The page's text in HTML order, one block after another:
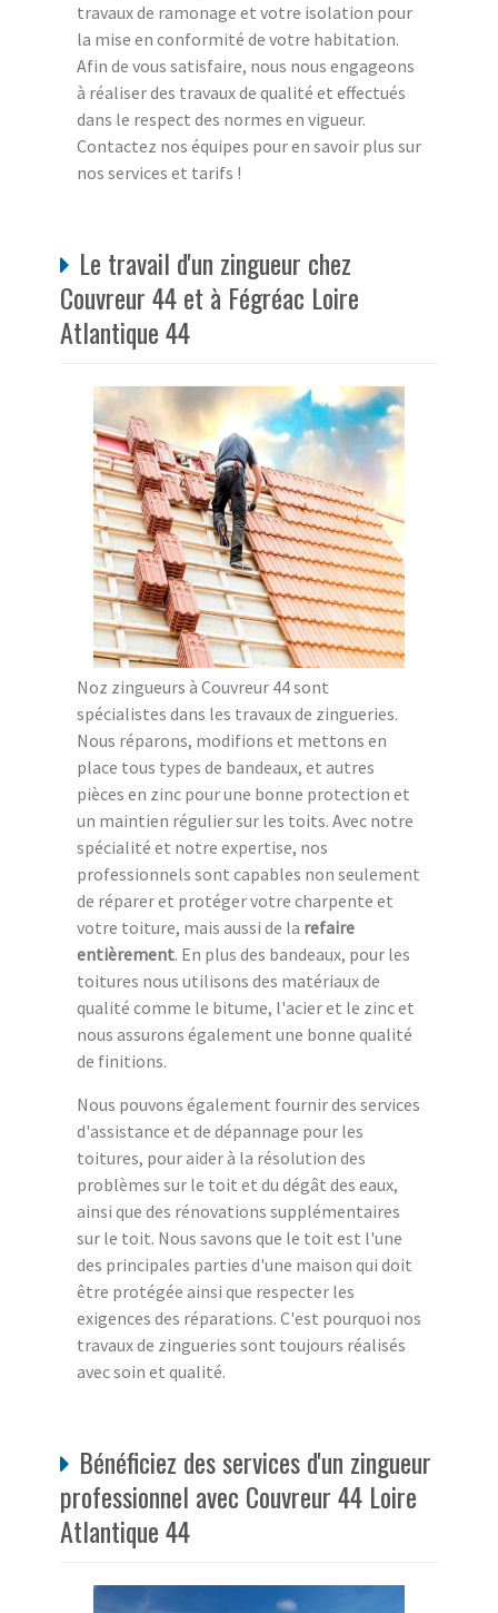
travaux de ramonage et votre isolation pour
la mise en conformité de votre habitation.
Afin de vous satisfaire, nous nous engageons
à réaliser des travaux de qualité et effectués
dans le respect des normes en vigueur.
Contactez nos équipes pour en savoir plus sur
nos services et tarifs !
Le travail d'un zingueur chez
Couvreur 44 et à Fégréac Loire
Atlantique 44
Noz zingueurs à Couvreur 44 sont
spécialistes dans les travaux de zingueries.
Nous réparons, modifions et mettons en
place tous types de bandeaux, et autres
pièces en zinc pour une bonne protection et
un maintien régulier sur les toits. Avec notre
spécialité et notre expertise, nos
professionnels sont capables non seulement
de réparer et protéger votre charpente et
votre toiture, mais aussi de la refaire
entièrement. En plus des bandeaux, pour les
toitures nous utilisons des matériaux de
qualité comme le bitume, l'acier et le zinc et
nous assurons également une bonne qualité
de finitions.
Nous pouvons également fournir des services
d'assistance et de dépannage pour les
toitures, pour aider à la résolution des
problèmes sur le toit et du dégât des eaux,
ainsi que des rénovations supplémentaires
sur le toit. Nous savons que le toit est l'une
des principales parties d'une maison qui doit
être protégée ainsi que respecter les
exigences des réparations. C'est pourquoi nos
travaux de zingueries sont toujours réalisés
avec soin et qualité.
Bénéficiez des services d'un zingueur
professionnel avec Couvreur 44 Loire
Atlantique 44